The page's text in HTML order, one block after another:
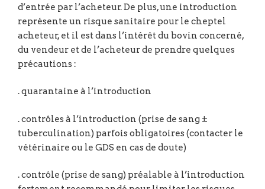
d’entrée par l’acheteur. De plus, une introduction
représente un risque sanitaire pour le cheptel
acheteur, et il est dans l’intérêt du bovin concerné,
du vendeur et de l’acheteur de prendre quelques
précautions :
. quarantaine à l’introduction
. contrôles à l’introduction (prise de sang ±
tuberculination) parfois obligatoires (contacter le
vétérinaire ou le GDS en cas de doute)
. contrôle (prise de sang) préalable à l’introduction